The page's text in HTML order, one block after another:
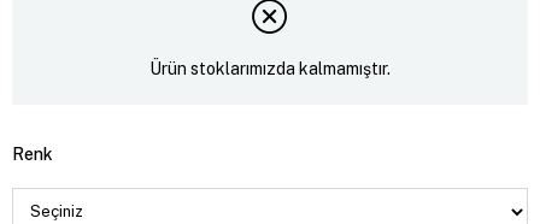
Ürün stoklarımızda kalmamıştır.
Renk